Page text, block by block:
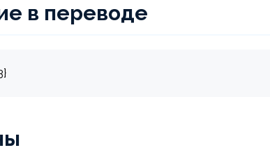
в переводе